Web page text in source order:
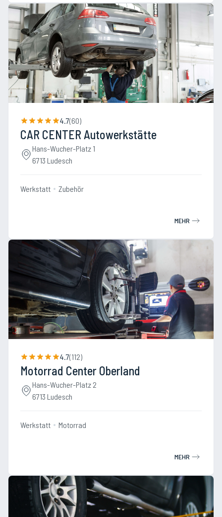
4.7(60)
CAR CENTER Autowerkstätte
Hans-Wucher-Platz 1
6713 Ludesch
Werkstatt Zubehör
MEHR
4.7(112)
Motorrad Center Oberland
Hans-Wucher-Platz 2
6713 Ludesch
Werkstatt Motorrad
MEHR